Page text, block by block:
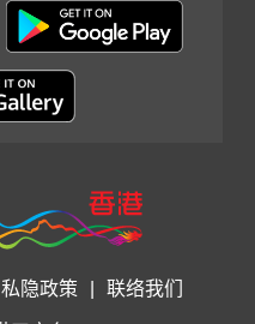
私隐政策 联络我们